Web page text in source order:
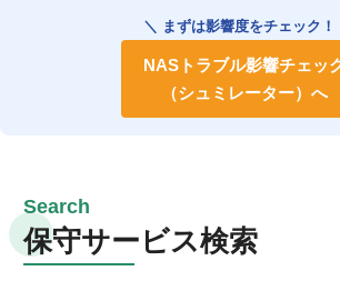
＼ まずは影響度をチェック！
NASトラブル影響チェッ
（シュミレーター）へ
保守サービス検索